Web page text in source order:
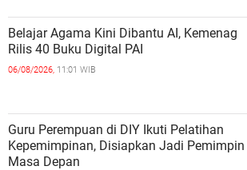
Belajar Agama Kini Dibantu AI, Kemenag
Rilis 40 Buku Digital PAI
06/08/2026, 11:01 WIB
Guru Perempuan di DIY Ikuti Pelatihan
Kepemimpinan, Disiapkan Jadi Pemimpin
Masa Depan